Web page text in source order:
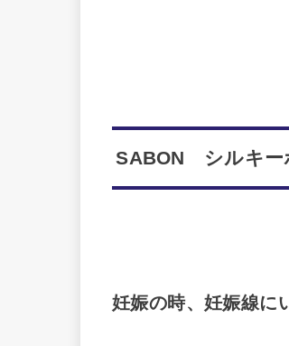
SABON シルキー
妊娠の時、妊娠線に